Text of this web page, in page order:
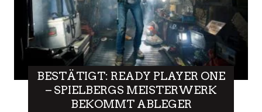
BESTÄTIGT: READY PLAYER ONE
– SPIELBERGS MEISTERWERK
BEKOMMT ABLEGER